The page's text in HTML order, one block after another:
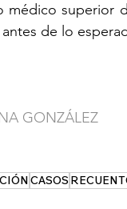
superior
de lo
GONZÁLEZ
CASOS